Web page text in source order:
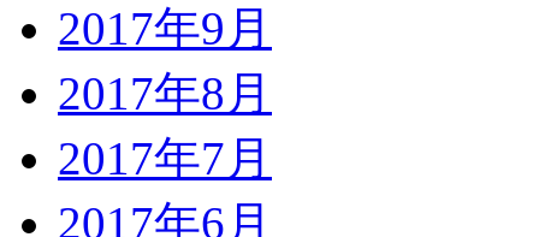
2017年9月
2017年8月
2017年7月
2017年6月